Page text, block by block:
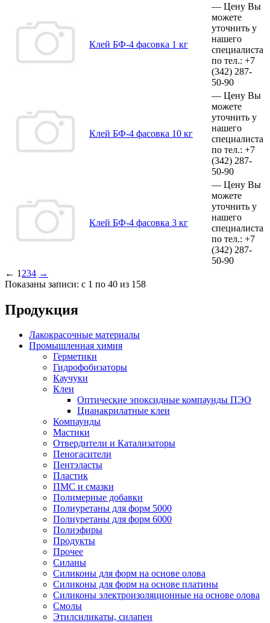
Клей БФ-4 фасовка 1 кг
— Цену Вы
можете
уточнить у
нашего
специалиста
по тел.: +7
(342) 287-
50-90
Клей БФ-4 фасовка 10 кг
— Цену Вы
можете
уточнить у
нашего
специалиста
по тел.: +7
(342) 287-
50-90
Клей БФ-4 фасовка 3 кг
— Цену Вы
можете
уточнить у
нашего
специалиста
по тел.: +7
(342) 287-
50-90
← 1 234 →
Показаны записи: с 1 по 40 из 158
Продукция
Лакокрасочные материалы
Промышленная химия
Герметики
Гидрофобизаторы
Каучуки
Клеи
Оптические эпоксидные компаунды ПЭО
Цианакрилатные клеи
Компаунды
Мастики
Отвердители и Катализаторы
Пеногасители
Пентэласты
Пластик
ПМС и смазки
Полимерные добавки
Полиуретаны для форм 5000
Полиуретаны для форм 6000
Полиэфиры
Продукты
Прочее
Силаны
Силиконы для форм на основе олова
Силиконы для форм на основе платины
Силиконы электроизоляционные на основе олова
Смолы
Этилсиликаты, силапен